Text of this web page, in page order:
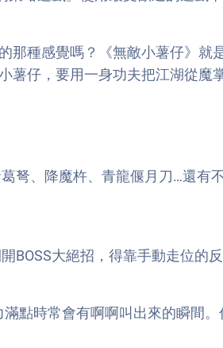
那種感覺嗎？《無敵小薯仔》
薯仔，要用一身功夫把江湖從
弩、降魔杵、青龍偃月刀…還
BOSS大絕招，得靠手動走位的
點時常會有啊啊叫出來的瞬間